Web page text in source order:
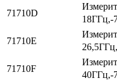
71710D
18ГГц,-
71710E
71710F
40ГГц,-